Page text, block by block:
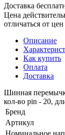
Доставка
Цена
отличаться от
Описание
Как купить
Оплата
Доставка
Шинная
кол-во pin - 20,
Бренд
Артикул
Номинальное